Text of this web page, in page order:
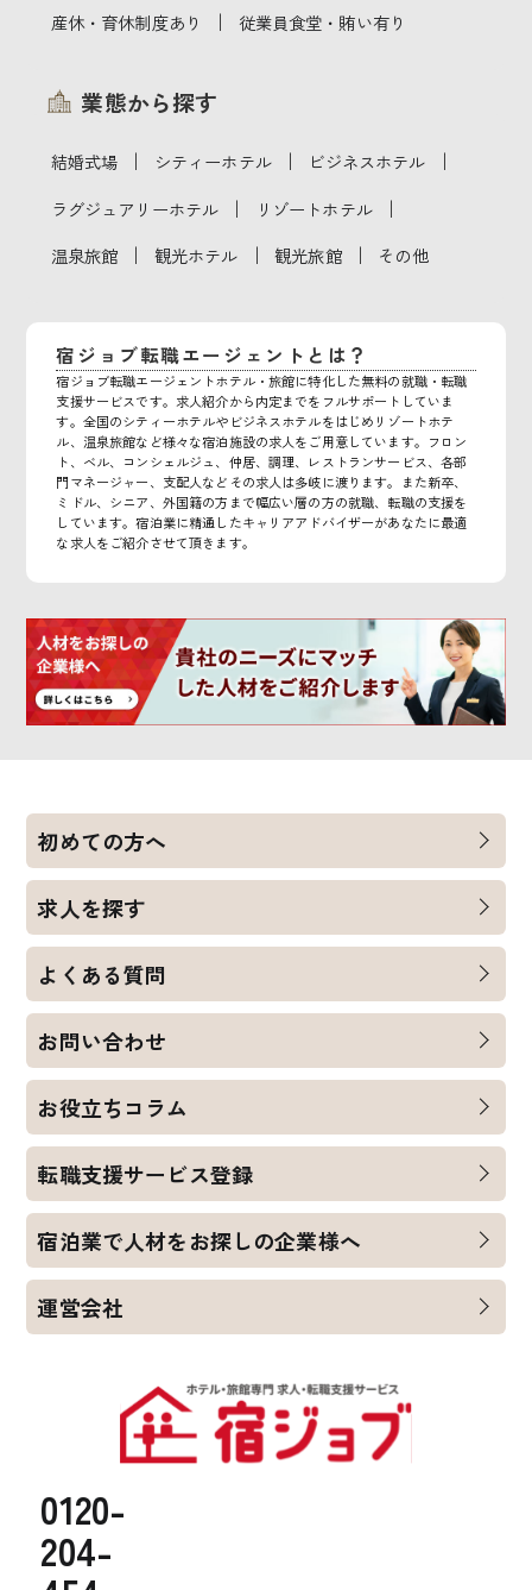
産休・育休制度あり ｜ 従業員食堂・賄い有り
業態から探す
結婚式場 ｜ シティーホテル ｜ ビジネスホテル ｜
ラグジュアリーホテル ｜ リゾートホテル ｜
温泉旅館 ｜ 観光ホテル ｜ 観光旅館 ｜ その他
宿ジョブ転職エージェントとは？
宿ジョブ転職エージェントホテル・旅館に特化した無料の就職・転職
支援サービスです。求人紹介から内定までをフルサポートしていま
す。全国のシティーホテルやビジネスホテルをはじめリゾートホテ
ル、温泉旅館など様々な宿泊施設の求人をご用意しています。フロン
ト、ベル、コンシェルジュ、仲居、調理、レストランサービス、各部
門マネージャー、支配人などその求人は多岐に渡ります。また新卒、
ミドル、シニア、外国籍の方まで幅広い層の方の就職、転職の支援を
しています。宿泊業に精通したキャリアアドバイザーがあなたに最適
な求人をご紹介させて頂きます。
0120-
204-
初めての方へ
求人を探す
よくある質問
お問い合わせ
お役立ちコラム
転職支援サービス登録
宿泊業で人材をお探しの企業様へ
運営会社